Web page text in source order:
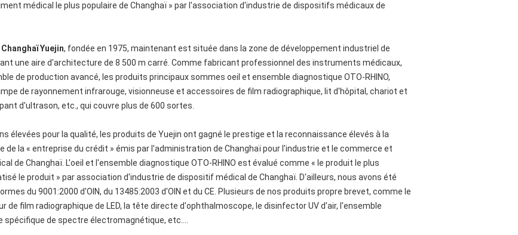
médical le plus populaire de Changhaï » par l'association d'industrie de dispositifs médicaux de
Yuejin, fondée en 1975, maintenant est située dans la zone de développement industriel de
une aire d'architecture de 8 500 m carré. Comme fabricant professionnel des instruments médicaux,
de production avancé, les produits principaux sommes oeil et ensemble diagnostique OTO-RHINO,
de rayonnement infrarouge, visionneuse et accessoires de film radiographique, lit d'hôpital, chariot et
d'ultrason, etc., qui couvre plus de 600 sortes.
élevées pour la qualité, les produits de Yuejin ont gagné le prestige et la reconnaissance élevés à la
de la « entreprise du crédit » émis par l'administration de Changhaï pour l'industrie et le commerce et
de Changhaï. L'oeil et l'ensemble diagnostique OTO-RHINO est évalué comme « le produit le plus
le produit » par association d'industrie de dispositif médical de Changhaï. D'ailleurs, nous avons été
du 9001:2000 d'OIN, du 13485:2003 d'OIN et du CE. Plusieurs de nos produits propre brevet, comme le
film radiographique de LED, la tête directe d'ophthalmoscope, le disinfector UV d'air, l'ensemble
spécifique de spectre électromagnétique, etc….